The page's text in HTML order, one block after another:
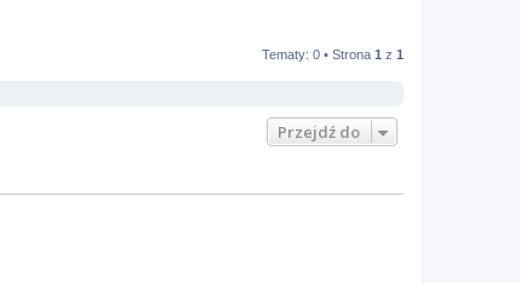
Tematy: 0 • Strona 1 z 1
Przejdź do